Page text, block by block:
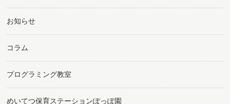
お知らせ
コラム
プログラミング教室
めいてつ保育ステーションぽっぽ園